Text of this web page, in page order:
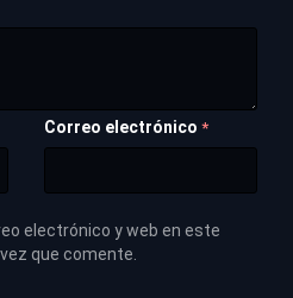
Correo electrónico *
electrónico y web en este
que comente.